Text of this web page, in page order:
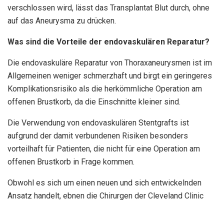
verschlossen wird, lässt das Transplantat Blut durch, ohne
auf das Aneurysma zu drücken.
Was sind die Vorteile der endovaskulären Reparatur?
Die endovaskuläre Reparatur von Thoraxaneurysmen ist im
Allgemeinen weniger schmerzhaft und birgt ein geringeres
Komplikationsrisiko als die herkömmliche Operation am
offenen Brustkorb, da die Einschnitte kleiner sind.
Die Verwendung von endovaskulären Stentgrafts ist
aufgrund der damit verbundenen Risiken besonders
vorteilhaft für Patienten, die nicht für eine Operation am
offenen Brustkorb in Frage kommen.
Obwohl es sich um einen neuen und sich entwickelnden
Ansatz handelt, ebnen die Chirurgen der Cleveland Clinic